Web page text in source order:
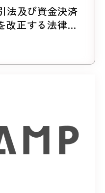
及び資金決済
改正する法律案
号資産に係る規